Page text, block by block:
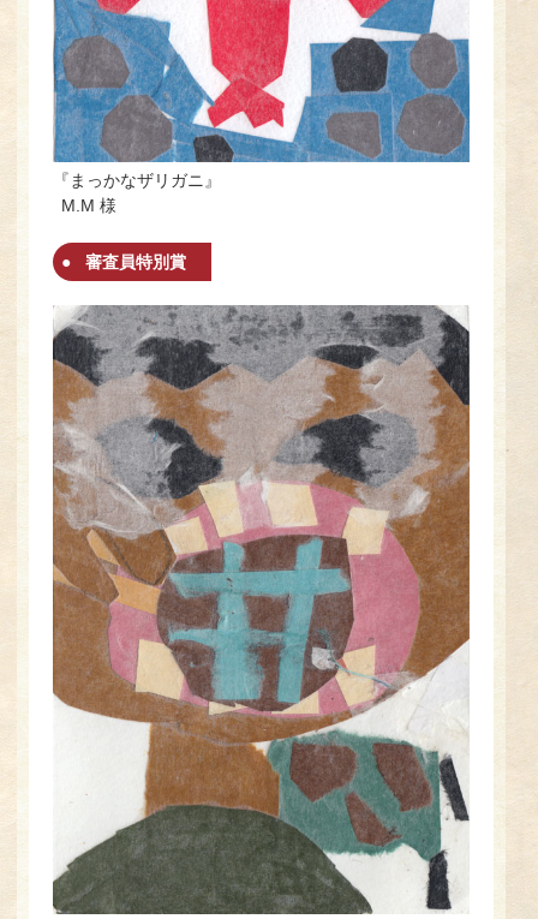
『まっかなザリガニ』
M.M 様
審査員特別賞